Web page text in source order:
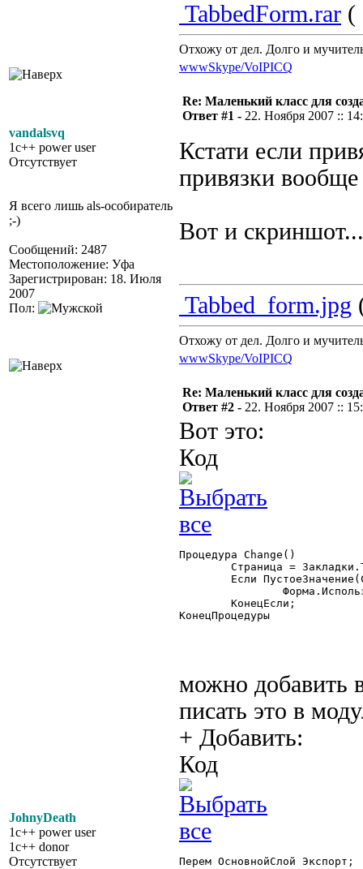
TabbedForm.rar (
Отхожу от дел. Долго и
wwwSkype/VoIPICQ
vandalsvq
1c++ power user
Отсутствует
Я всего лишь als-особиратель
;-)
Сообщений: 2487
Местоположение: Уфа
Зарегистрирован: 18. Июля
2007
Пол:
Re: Маленький класс для
Ответ #1 - 22. Ноября 2007 ::
Кстати если
привязки
Вот и скриншот...
Tabbed_form.jpg
Отхожу от дел. Долго и
wwwSkype/VoIPICQ
JohnyDeath
1c++ power user
1c++ donor
Отсутствует
Re: Маленький класс для
Ответ #2 - 22. Ноября 2007 ::
Вот это:
Код
Процедура Change()
КонецПроцедуры
можно добавить
писать это в
+ Добавить:
Код
Перем ОсновнойСлой Экспорт;